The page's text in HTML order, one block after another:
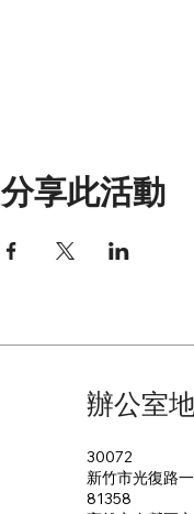
分享此活動
辦公室
30072
新竹市光復路
81358